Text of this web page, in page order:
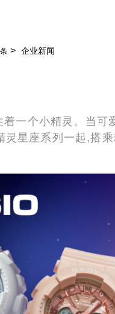
企业新闻
一个小精灵。当
星座系列一起,搭乘